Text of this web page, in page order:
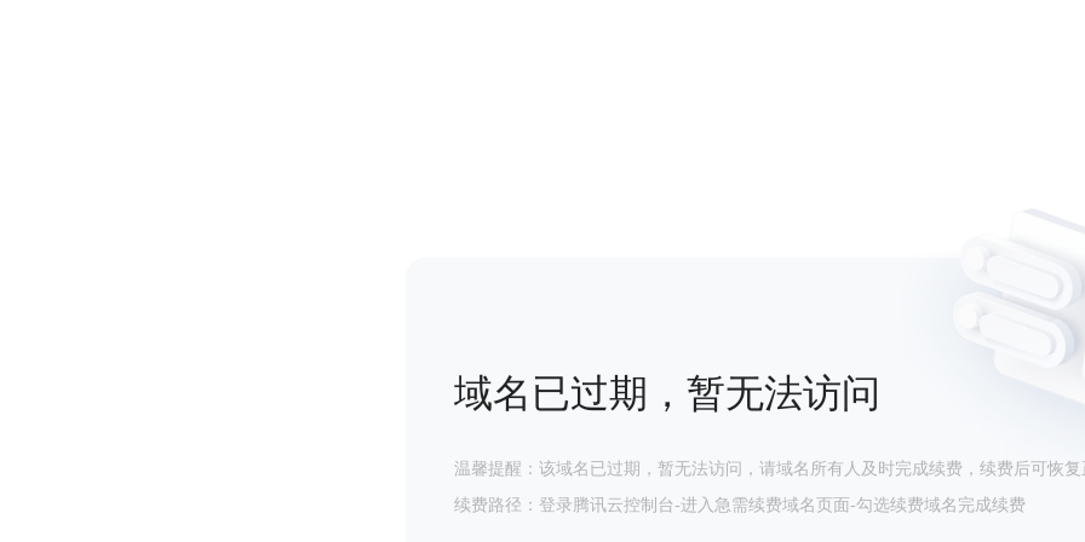
域名已过期，暂无法访问
温馨提醒：该域名已过期，暂无法访问，请域名所有人及时完成续费，续费后可恢复
续费路径：登录腾讯云控制台-进入急需续费域名页面-勾选续费域名完成续费